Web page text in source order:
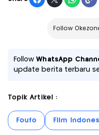
Follow
FollowWhatsApp
update berita terbaru
Topik Artikel :
Foufo Film